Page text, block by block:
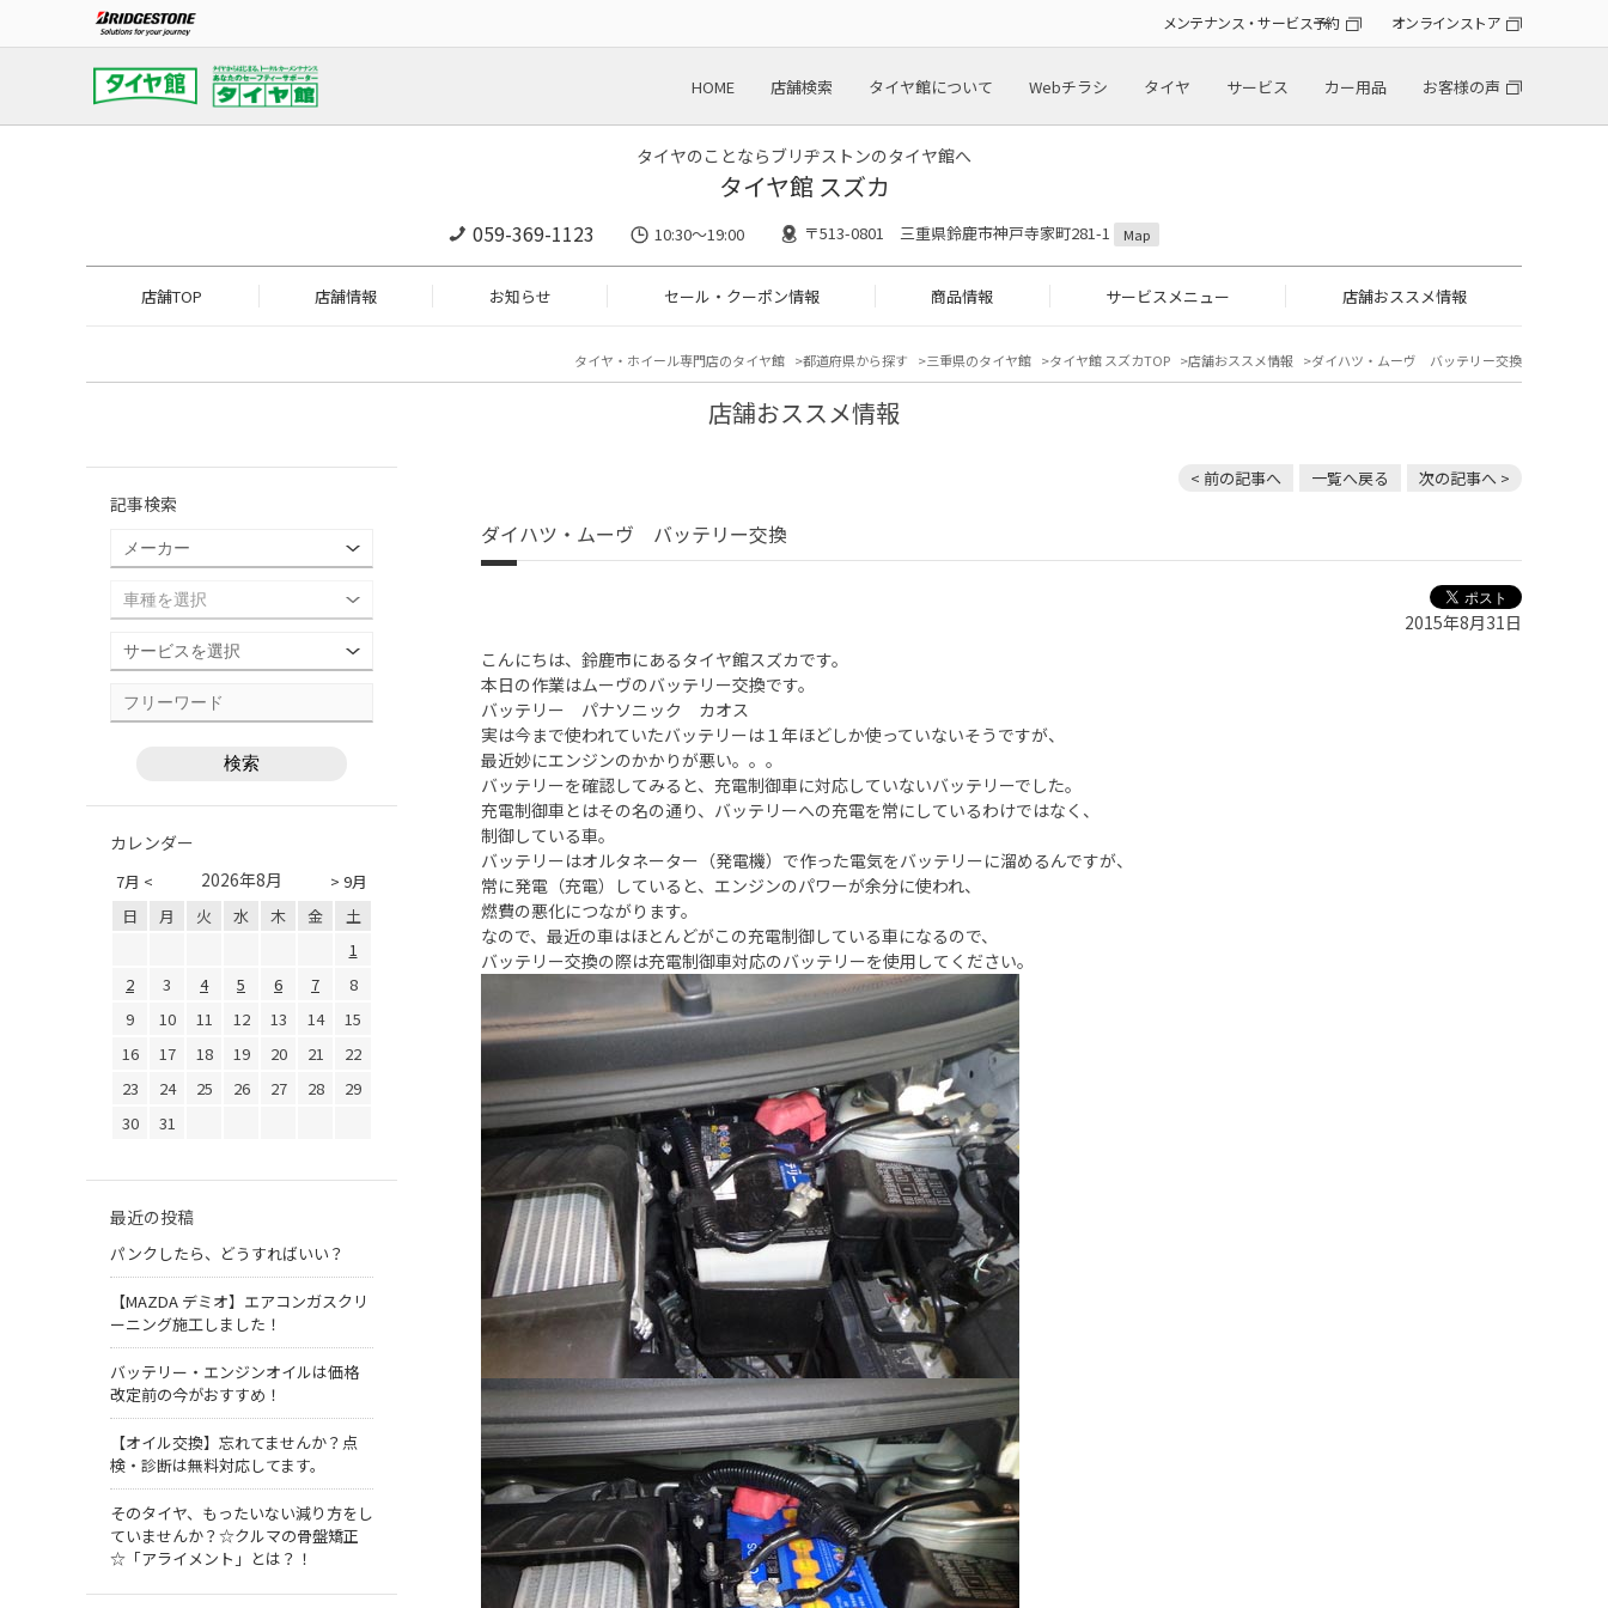
メンテナンス・サービス予約 オンラインストア
HOME 店舗検索 タイヤ館について Webチラシ タイヤ サービス カー用品 お客様の声
タイヤのことならブリヂストンのタイヤ館へ
タイヤ館 スズカ
059-369-1123 10:30～19:00 〒513-0801 三重県鈴鹿市神戸寺家町281-1 Map
店舗TOP 店舗情報 お知らせ セール・クーポン情報 商品情報 サービスメニュー 店舗おススメ情報
タイヤ・ホイール専門店のタイヤ館 都道府県から探す 三重県のタイヤ館 タイヤ館 スズカTOP 店舗おススメ情報 ダイハツ・ムーヴ バッテリー交換
店舗おススメ情報
< 前の記事へ 一覧へ戻る 次の記事へ >
ダイハツ・ムーヴ バッテリー交換
2015年8月31日
こんにちは、鈴鹿市にあるタイヤ館スズカです。
本日の作業はムーヴのバッテリー交換です。
バッテリー パナソニック カオス
実は今まで使われていたバッテリーは１年ほどしか使っていないそうですが、
最近妙にエンジンのかかりが悪い。。。
バッテリーを確認してみると、充電制御車に対応していないバッテリーでした。
充電制御車とはその名の通り、バッテリーへの充電を常にしているわけではなく、
制御している車。
バッテリーはオルタネーター（発電機）で作った電気をバッテリーに溜めるんですが、
常に発電（充電）していると、エンジンのパワーが余分に使われ、
燃費の悪化につながります。
なので、最近の車はほとんどがこの充電制御している車になるので、
バッテリー交換の際は充電制御車対応のバッテリーを使用してください。
記事検索
カレンダー
7月 < > 9月
2026年8月
日 月 火 水 木 金
土
1
2
3 4 5 6 7
8
9
10 11 12 13 14
15
16
17 18 19 20 21
22
23
24 25 26 27 28
29
30
31
最近の投稿
パンクしたら、どうすればいい？
【MAZDA デミオ】エアコンガスクリ
ーニング施工しました！
バッテリー・エンジンオイルは価格
改定前の今がおすすめ！
【オイル交換】忘れてませんか？点
検・診断は無料対応してます。
そのタイヤ、もったいない減り方をし
ていませんか？☆クルマの骨盤矯正
☆「アライメント」とは？！